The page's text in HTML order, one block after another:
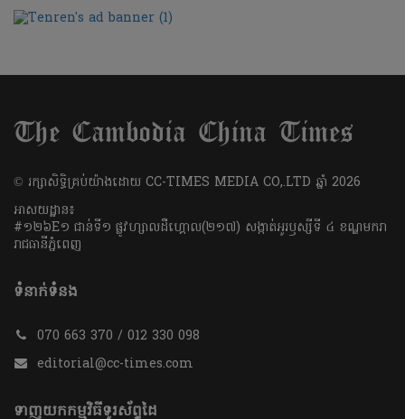
​© រក្សា​សិទ្ធិ​គ្រប់​យ៉ាង​ដោយ​ CC-TIMES MEDIA CO,.LTD ឆ្នាំ​ 2026
អាសយដ្ឋាន៖
#១២៦E១ ជាន់ទី១ ផ្លូវហ្សាលដឺហ្គោល(២១៧) សង្កាត់អូរឫស្សីទី ៤ ខណ្ឌមករា
រាជធានីភ្នំពេញ
ទំនាក់ទំនង
070 663 370 / 012 330 098
editorial@cc-times.com
ទាញយកកម្មវិធីទូរស័ព្ទដៃ